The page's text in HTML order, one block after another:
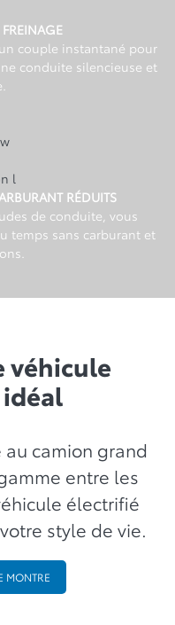
couple instantané pour
conduite silencieuse et
RÉDUITS
de conduite, vous
temps sans carburant et
véhicule
camion grand
entre les
électrifié
style de vie.
MONTRE